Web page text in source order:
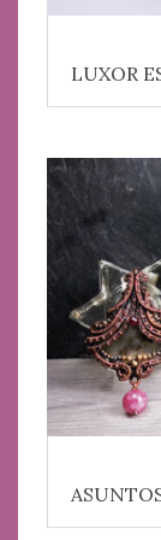
LUXOR